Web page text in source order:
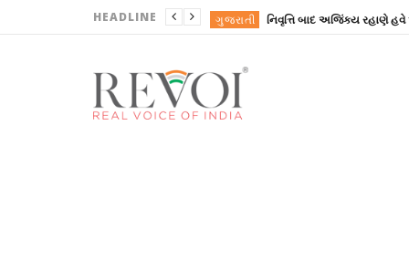
HEADLINE ગુજરાતી
ગુજરાત
ગુજરાત